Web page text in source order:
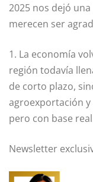
2025 nos dejó
merecen ser
1. La economía
región todavía
de corto plazo,
agroexportación
pero con base
Newsletter